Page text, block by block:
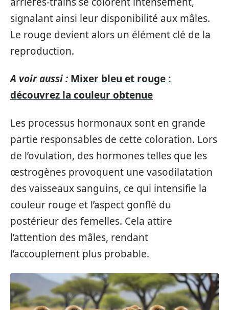
signalant ainsi leur disponibilité aux mâles.
Le rouge devient alors un élément clé de la
reproduction.
A voir aussi : Mixer bleu et rouge :
découvrez la couleur obtenue
Les processus hormonaux sont en grande
partie responsables de cette coloration. Lors
de l’ovulation, des hormones telles que les
œstrogènes provoquent une vasodilatation
des vaisseaux sanguins, ce qui intensifie la
couleur rouge et l’aspect gonflé du
postérieur des femelles. Cela attire
l’attention des mâles, rendant
l’accouplement plus probable.